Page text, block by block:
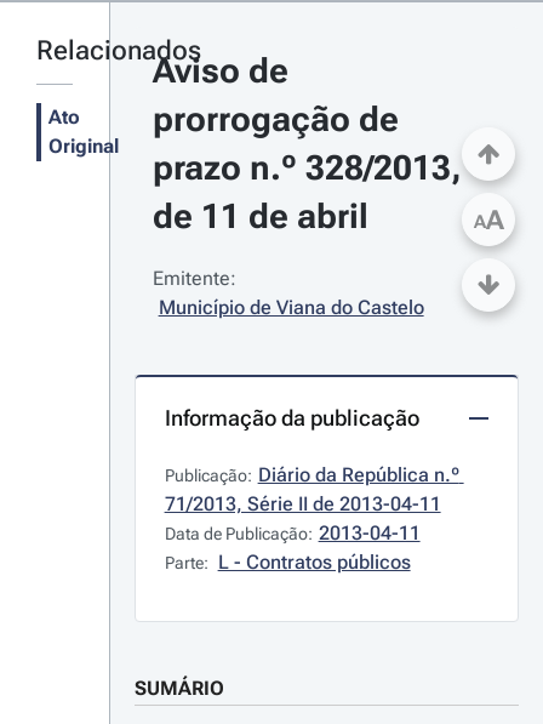
Relacionados
Ato
Original
Aviso de
prorrogação de
prazo n.º 328/2013,
de 11 de abril
Emitente:
Município de Viana do Castelo
Informação da publicação
Publicação: Diário da República n.º
71/2013, Série II de 2013-04-11
Data de Publicação: 2013-04-11
Parte: L - Contratos públicos
SUMÁRIO
AA